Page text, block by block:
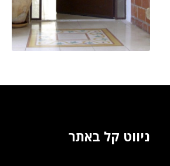
ניווט קל באתר